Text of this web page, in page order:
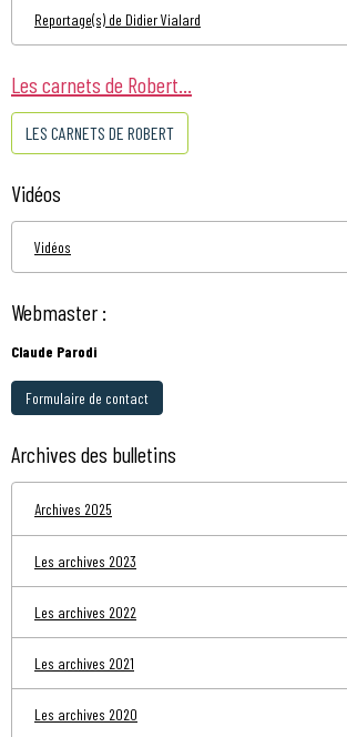
Reportage(s) de Didier Vialard
Les carnets de Robert...
LES CARNETS DE ROBERT
Vidéos
Vidéos
Webmaster :
Claude Parodi
Formulaire de contact
Archives des bulletins
Archives 2025
Les archives 2023
Les archives 2022
Les archives 2021
Les archives 2020